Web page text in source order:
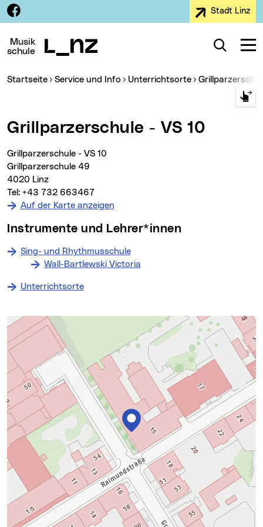
Facebook Stadt Linz
Musik
schule
Suche
Sie sind hier:
Startseite Service und Info Unterrichtsorte(aktueller
Grillparzerschule - VS 10
Grillparzerschule - VS 10
Grillparzerschule 49
4020 Linz
Tel: +43 732 663467
Auf der Karte anzeigen
Instrumente und Lehrer*innen
Sing- und Rhythmusschule
Wall-Bartlewski Victoria
Unterrichtsorte
Karte überspringen